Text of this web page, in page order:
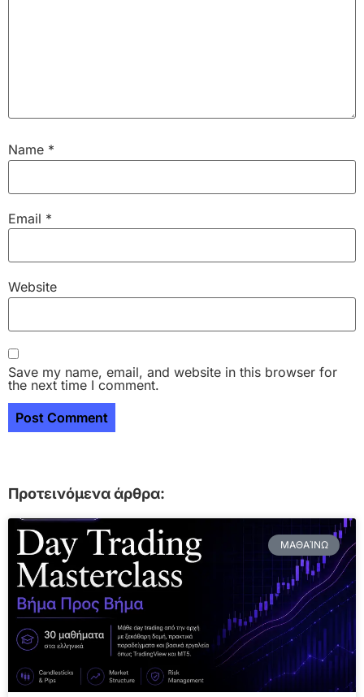
Name *
Email *
Website
Save my name, email, and website in this browser for
the next time I comment.
Προτεινόμενα άρθρα:
ΜΑΘΑΊΝΩ